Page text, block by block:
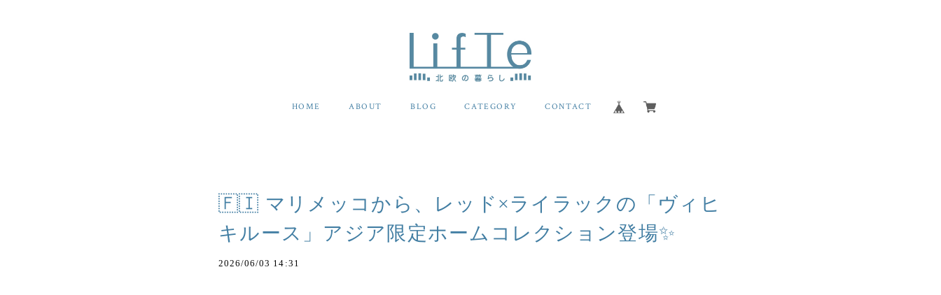
HOME ABOUT BLOG CATEGORY CONTACT
🇫🇮 マリメッコから、レッド×ライラックの「ヴィヒ
キルース」アジア限定ホームコレクション登場✨
2026/06/03 14:31